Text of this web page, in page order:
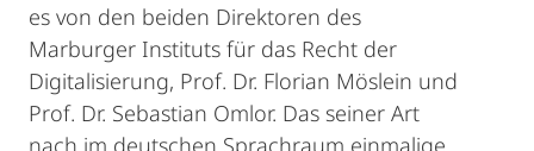
es von den beiden Direktoren des
Marburger Instituts für das Recht der
Digitalisierung, Prof. Dr. Florian Möslein und
Prof. Dr. Sebastian Omlor. Das seiner Art
nach im deutschen Sprachraum einmalige